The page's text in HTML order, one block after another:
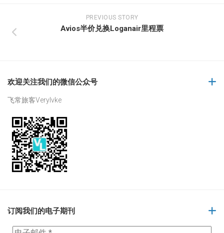
PREVIOUS STORY
Avios半价兑换Loganair里程票
欢迎关注我们的微信公众号
飞常旅客Verylvke
订阅我们的电子期刊